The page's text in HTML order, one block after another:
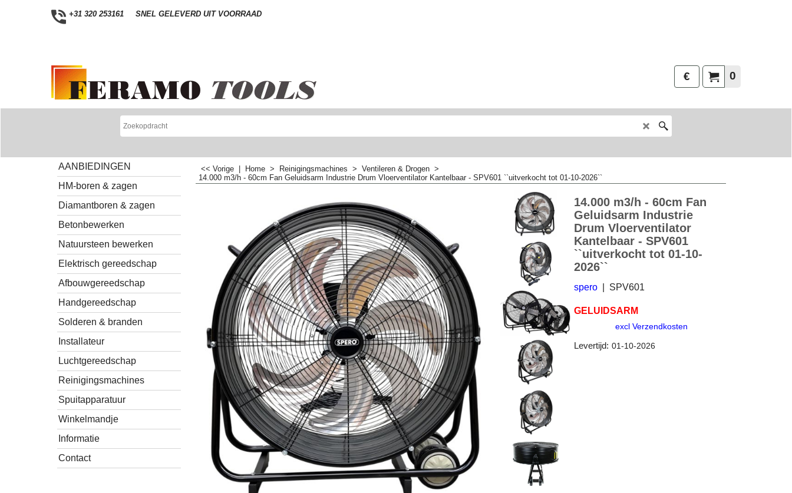
+31 320 253161 SNEL GELEVERD UIT VOORRAAD
0
€
AANBIEDINGEN
HM-boren & zagen
Diamantboren & zagen
Betonbewerken
Natuursteen bewerken
Elektrisch gereedschap
Afbouwgereedschap
Handgereedschap
Solderen & branden
Installateur
Luchtgereedschap
Reinigingsmachines
Spuitapparatuur
Winkelmandje
Informatie
Contact
<< Vorige Home > Reinigingsmachines > Ventileren & Drogen >
14.000 m3/h - 60cm Fan Geluidsarm Industrie Drum Vloerventilator Kantelbaar - SPV601 ``uitverkocht tot 01-10-2026``
14.000 m3/h - 60cm Fan
Geluidsarm Industrie
Drum Vloerventilator
Kantelbaar - SPV601
``uitverkocht tot 01-10-
2026``
spero SPV601
GELUIDSARM
excl Verzendkosten
Levertijd: 01-10-2026